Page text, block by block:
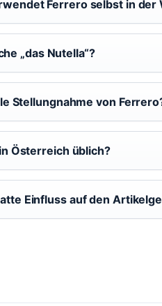
Ferrero selbst in der
„das Nutella“?
Stellungnahme von
Österreich üblich?
Einfluss auf den